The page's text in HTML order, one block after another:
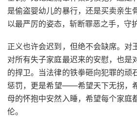
是偷盗婴幼儿的暴行，还是买卖亲生
以最严厉的姿态，斩断罪恶之手，守
正义也许会迟到，但绝不会缺席。对
对所有失子家庭最迟来的安慰，也是
的捍卫。当法律的铁拳砸向犯罪的顽
惩罚，更是希望——希望天下无拐，
母的怀抱中安然入睡，希望每个家庭
伦。